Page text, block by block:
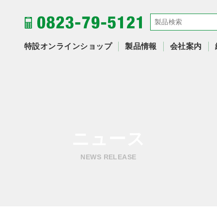
特設オンラインショップ 製品情報 会社案内
NEWS RELEASE